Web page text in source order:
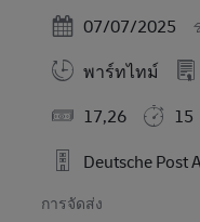
Posted Date
07/07/2025
พาร์ทไทม์
17,26
15
Deutsche Post
การจัดส่ง